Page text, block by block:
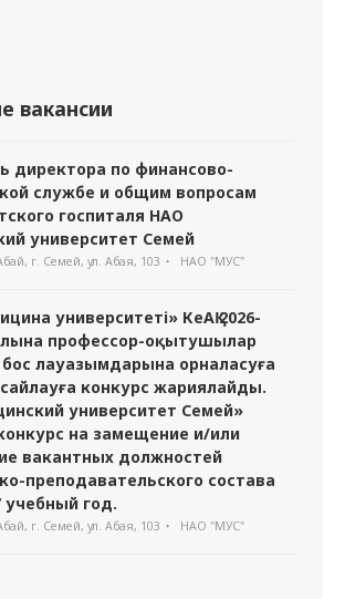
вакансии
директора по финансово-
службе и общим вопросам
госпиталя НАО
университет Семей
г. Семей, ул. Абая, 103 НАО "МУС"
университеті» КеАҚ 2026-
профессор-оқытушылар
лауазымдарына орналасуға
конкурс жариялайды.
университет Семей»
на замещение и/или
вакантных должностей
преподавательского состава
учебный год.
г. Семей, ул. Абая, 103 НАО "МУС"